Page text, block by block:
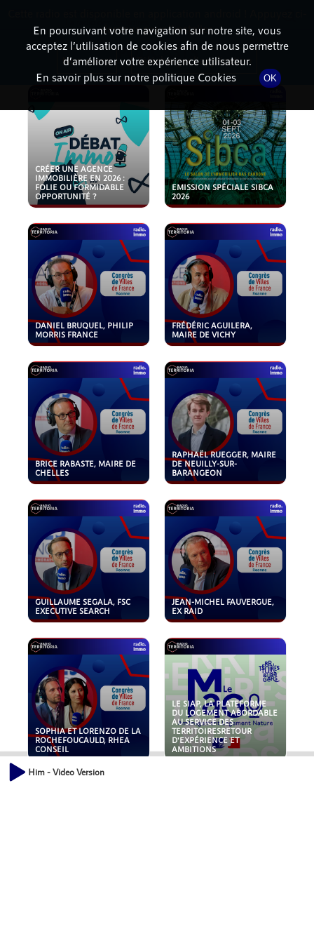
PODCASTS
CRÉER UNE AGENCE
IMMOBILIÈRE EN 2026 :
FOLIE OU FORMIDABLE
OPPORTUNITÉ ?
EMISSION SPÉCIALE SIBCA
2026
DANIEL BRUQUEL, PHILIP
MORRIS FRANCE
FRÉDÉRIC AGUILERA,
MAIRE DE VICHY
BRICE RABASTE, MAIRE DE
CHELLES
RAPHAËL RUEGGER, MAIRE
DE NEUILLY-SUR-
BARANGEON
GUILLAUME SEGALA, FSC
EXECUTIVE SEARCH
JEAN-MICHEL FAUVERGUE,
EX RAID
SOPHIA ET LORENZO DE LA
ROCHEFOUCAULD, RHEA
CONSEIL
LE SIAP, LA PLATEFORME
DU LOGEMENT ABORDABLE
AU SERVICE DES
TERRITOIRESRETOUR
D'EXPÉRIENCE ET
AMBITIONS
Him - Video Version
En poursuivant votre navigation sur notre site, vous
acceptez l’utilisation de cookies afin de nous permettre
d’améliorer votre expérience utilisateur.
En savoir plus sur notre politique Cookies
OK
dessous pour l'installer.
Non merci Télécharger l'application